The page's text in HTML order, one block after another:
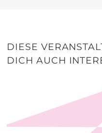
DIESE
DICH AUCH